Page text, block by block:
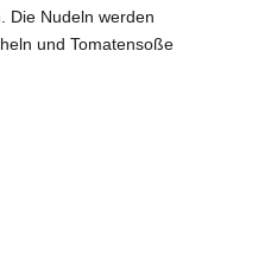
Die Nudeln werden
und Tomatensoße